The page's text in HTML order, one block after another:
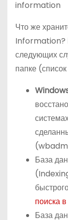
Что же
Information?
следующих
папке
База
поиска
База